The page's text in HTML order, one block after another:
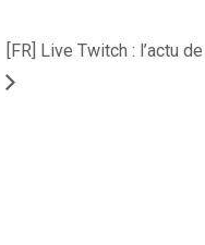
[FR] Live Twitch : l’actu